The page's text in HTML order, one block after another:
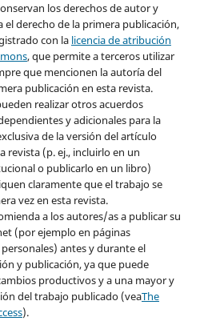
los derechos de autor y
el derecho de la primera publicación,
con la licencia de atribución
, que permite a terceros utilizar
que mencionen la autoría del
publicación en esta revista.
realizar otros acuerdos
y adicionales para la
de la versión del artículo
revista (p. ej., incluirlo en un
o publicarlo en un libro)
claramente que el trabajo se
vez en esta revista.
a los autores/as a publicar su
(por ejemplo en páginas
antes y durante el
y publicación, ya que puede
productivos y a una mayor y
del trabajo publicado (veaThe
).